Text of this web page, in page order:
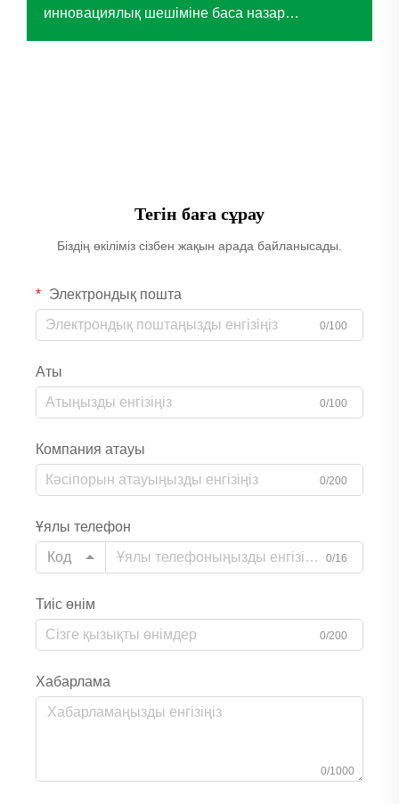
инновациялық шешіміне баса назар
Тегін баға сұрау
Біздің өкіліміз сізбен жақын арада байланысады.
Электрондық пошта
0/100
Аты
0/100
Компания атауы
0/200
Ұялы телефон
Код
0/16
Тиіс өнім
0/200
Хабарлама
0/1000